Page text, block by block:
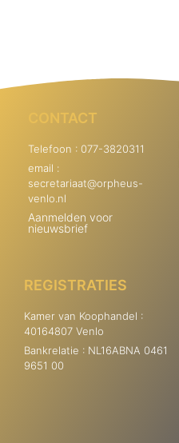
CONTACT
Telefoon : 077-3820311
email :
secretariaat@orpheus-
venlo.nl
Aanmelden voor
nieuwsbrief
REGISTRATIES
Kamer van Koophandel :
40164807 Venlo
Bankrelatie : NL16ABNA 0461
9651 00